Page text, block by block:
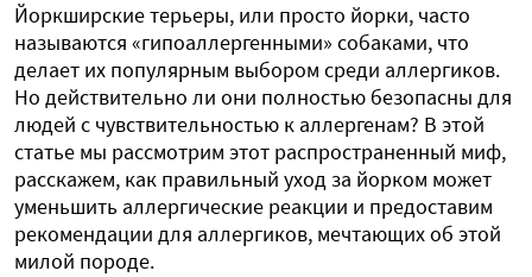
Йоркширские терьеры, или просто йорки, часто
называются «гипоаллергенными» собаками, что
делает их популярным выбором среди аллергиков.
Но действительно ли они полностью безопасны для
людей с чувствительностью к аллергенам? В этой
статье мы рассмотрим этот распространенный миф,
расскажем, как правильный уход за йорком может
уменьшить аллергические реакции и предоставим
рекомендации для аллергиков, мечтающих об этой
милой породе.